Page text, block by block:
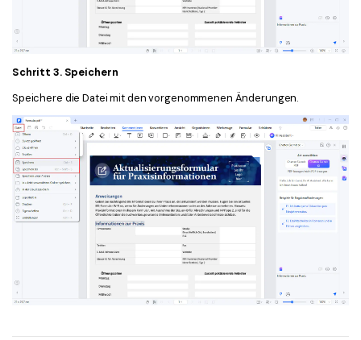
Schritt 3. Speichern
Speichere die Datei mit den vorgenommenen Änderungen.